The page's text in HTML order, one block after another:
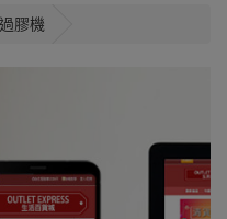
過膠機